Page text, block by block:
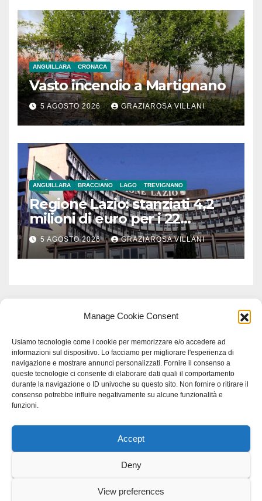
Manage Cookie Consent
Usiamo tecnologie come i cookie per memorizzare e/o accedere ad
informazioni sul dispositivo. Lo facciamo per migliorare l'esperienza di
navigazione e mostrare annunci personalizzati. Fornire il consenso a
queste tecnologie ci consente di elaborare dati quali il comportamento
durante la navigazione o ID univoche su questo sito. Non fornire o ritirare il
consenso potrebbe influire negativamente su alcune funzionalità e
funzioni.
Accept
Deny
View preferences
ANGUILLARA CRONACA
Vasto incendio a Martignano
5 AGOSTO 2026 GRAZIAROSA VILLANI
ANGUILLARA BRACCIANO LAGO TREVIGNANO
Regione Lazio: stanziati 4,2
milioni di euro per i 22
Comuni dell’Etruria
Meridionale
5 AGOSTO 2026 GRAZIAROSA VILLANI
Proudly powered by WordPress|Tema: Newspaperex di
Scienza studio specialistico bracciano